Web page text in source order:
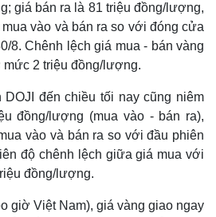
giá bán ra là 81 triệu đồng/lượng,
vào và bán ra so với đóng cửa
8. Chênh lệch giá mua - bán vàng
mức 2 triệu đồng/lượng.
đến chiều tối nay cũng niêm
đồng/lượng (mua vào - bán ra),
vào và bán ra so với đầu phiên
độ chênh lệch giữa giá mua với
đồng/lượng.
giờ Việt Nam), giá vàng giao ngay